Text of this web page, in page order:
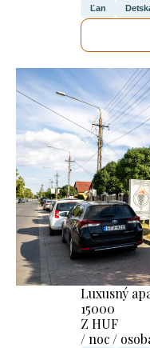
Ľan
Luxusný
15000
Z HUF
/ noc /